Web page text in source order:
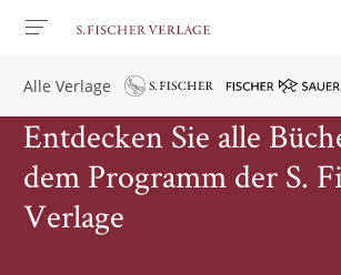
Alle Verlage
Entdecken Sie alle
dem Programm der S.
Verlage